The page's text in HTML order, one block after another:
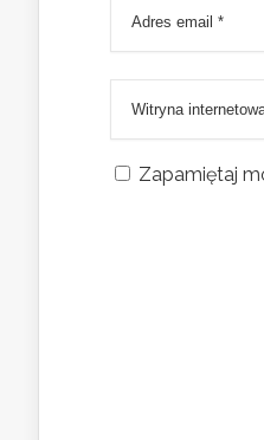
Zapamiętaj